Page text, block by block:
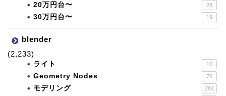
20万円台〜 28
30万円台〜 19
blender
(2,233)
ライト 10
Geometry Nodes 70
モデリング 282